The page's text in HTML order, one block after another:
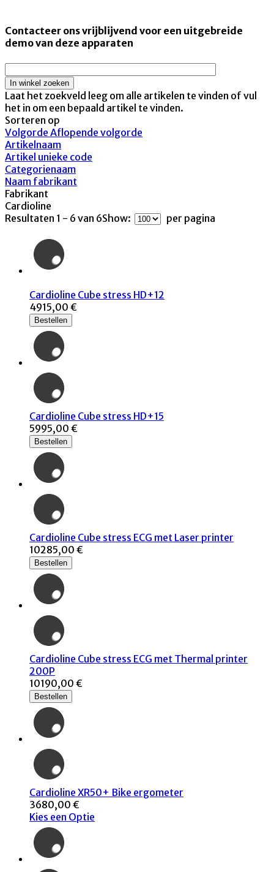
Contacteer ons vrijblijvend voor een uitgebreide
demo van deze apparaten
Laat het zoekveld leeg om alle artikelen te vinden of vul
het in om een bepaald artikel te vinden.
Sorteren op
Volgorde Aflopende volgorde
Artikelnaam
Artikel unieke code
Categorienaam
Naam fabrikant
Fabrikant
Cardioline
Resultaten 1 - 6 van 6Show: per pagina
Cardioline Cube stress HD+12
4915,00 €
Bestellen
Cardioline Cube stress HD+15
5995,00 €
Bestellen
Cardioline Cube stress ECG met Laser printer
10285,00 €
Bestellen
Cardioline Cube stress ECG met Thermal printer
200P
10190,00 €
Bestellen
Cardioline XR50+ Bike ergometer
3680,00 €
Kies een Optie